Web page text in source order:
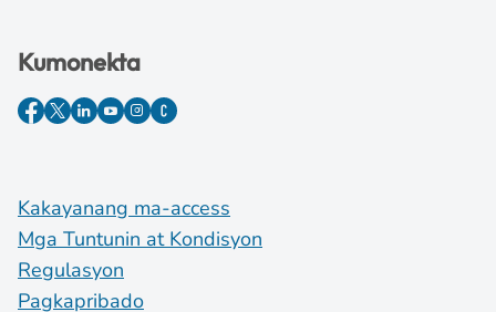
Kumonekta
Kakayanang ma-access
Mga Tuntunin at Kondisyon
Regulasyon
Pagkapribado